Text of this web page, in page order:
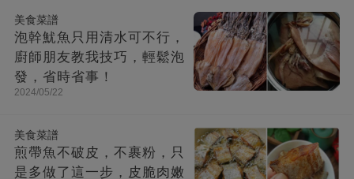
美食菜譜
泡幹魷魚只用清水可不行，
廚師朋友教我技巧，輕鬆泡
發，省時省事！
2024/05/22
美食菜譜
煎帶魚不破皮，不裹粉，只
是多做了這一步，皮脆肉嫩